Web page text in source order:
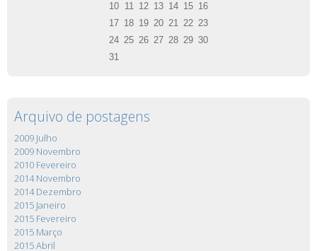
10 11 12 13 14 15 16
17 18 19 20 21 22 23
24 25 26 27 28 29 30
31
Arquivo de postagens
2009 Julho
2009 Novembro
2010 Fevereiro
2014 Novembro
2014 Dezembro
2015 Janeiro
2015 Fevereiro
2015 Março
2015 Abril